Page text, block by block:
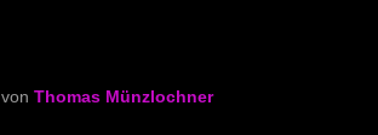
vonThomas Münzlochner